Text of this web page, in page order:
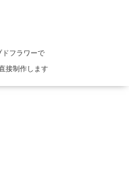
ドフラワーで
接制作します